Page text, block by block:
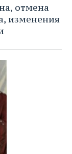
отмена
изменения